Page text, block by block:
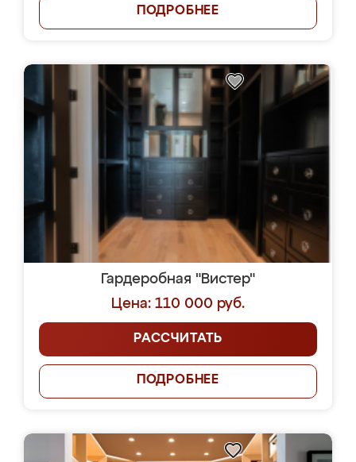
ПОДРОБНЕЕ
Гардеробная "Вистер"
Цена: 110 000 руб.
РАССЧИТАТЬ
ПОДРОБНЕЕ